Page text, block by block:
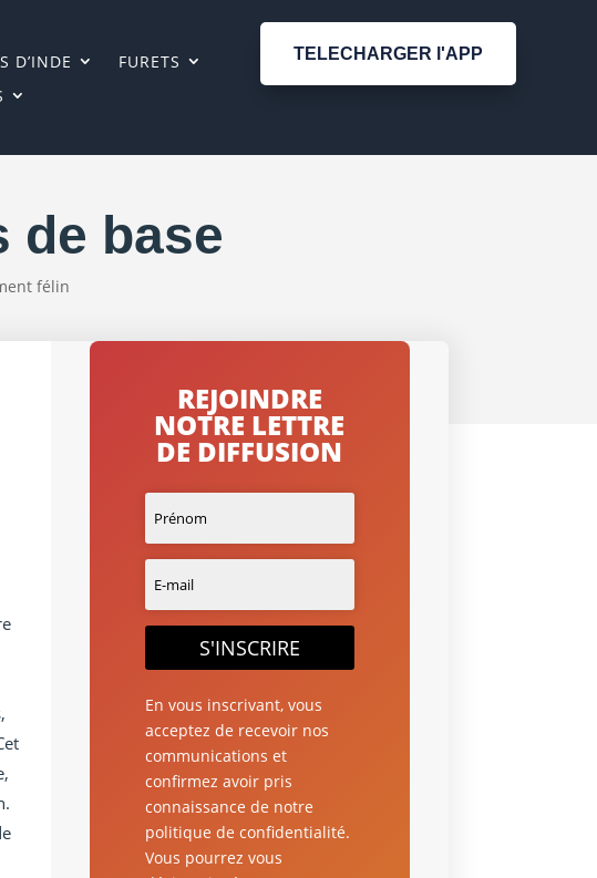
D’INDE
FURETS
TELECHARGER l'APP
de base
félin
REJOINDRE
NOTRE LETTRE
DE DIFFUSION
S'INSCRIRE
En vous inscrivant, vous
acceptez de recevoir nos
communications et
confirmez avoir pris
connaissance de notre
politique de confidentialité.
Vous pourrez vous